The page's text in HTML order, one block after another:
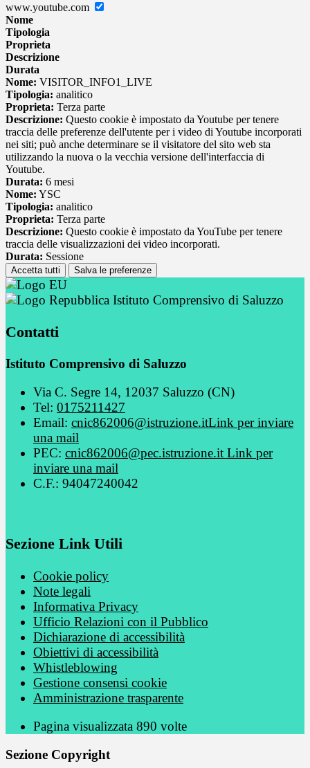
www.youtube.com
Nome
Tipologia
Proprieta
Descrizione
Durata
Nome: VISITOR_INFO1_LIVE
Tipologia: analitico
Proprieta: Terza parte
Descrizione: Questo cookie è impostato da Youtube per tenere
traccia delle preferenze dell'utente per i video di Youtube incorporati
nei siti; può anche determinare se il visitatore del sito web sta
utilizzando la nuova o la vecchia versione dell'interfaccia di
Youtube.
Durata: 6 mesi
Nome: YSC
Tipologia: analitico
Proprieta: Terza parte
Descrizione: Questo cookie è impostato da YouTube per tenere
traccia delle visualizzazioni dei video incorporati.
Durata: Sessione
Accetta tutti Salva le preferenze
Istituto Comprensivo di Saluzzo
Contatti
Istituto Comprensivo di Saluzzo
Via C. Segre 14, 12037 Saluzzo (CN)
Tel: 0175211427
Email: cnic862006@istruzione.itLink per inviare
una mail
PEC: cnic862006@pec.istruzione.it Link per
inviare una mail
C.F.: 94047240042
Sezione Link Utili
Cookie policy
Note legali
Informativa Privacy
Ufficio Relazioni con il Pubblico
Dichiarazione di accessibilità
Obiettivi di accessibilità
Whistleblowing
Gestione consensi cookie
Amministrazione trasparente
Pagina visualizzata 890 volte
Sezione Copyright